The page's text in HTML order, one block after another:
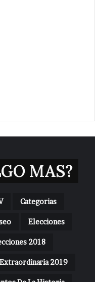
MAS?
Categorias
Elecciones
2018
2019